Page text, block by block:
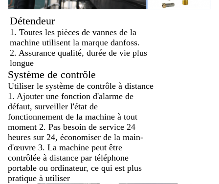
Détendeur
1. Toutes les pièces de vannes de la
machine utilisent la marque danfoss.
2. Assurance qualité, durée de vie plus
longue
Système de contrôle
Utiliser le système de contrôle à distance
1. Ajouter une fonction d'alarme de
défaut, surveiller l'état de
fonctionnement de la machine à tout
moment 2. Pas besoin de service 24
heures sur 24, économiser de la main-
d'œuvre 3. La machine peut être
contrôlée à distance par téléphone
portable ou ordinateur, ce qui est plus
pratique à utiliser